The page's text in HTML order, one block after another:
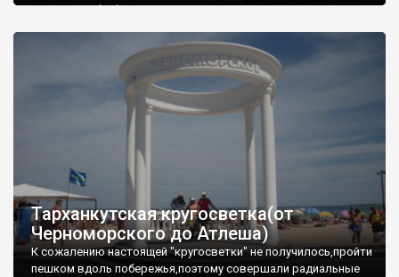
запрошую відвідати це
Тарханкутская кругосветка(от
Черноморского до Атлеша)
К сожалению настоящей "кругосветки" не получилось,пройти
пешком вдоль побережья,поэтому совершали радиальные